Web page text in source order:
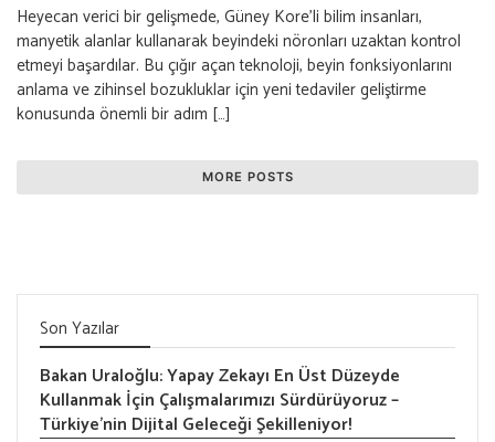
Heyecan verici bir gelişmede, Güney Kore’li bilim insanları,
manyetik alanlar kullanarak beyindeki nöronları uzaktan kontrol
etmeyi başardılar. Bu çığır açan teknoloji, beyin fonksiyonlarını
anlama ve zihinsel bozukluklar için yeni tedaviler geliştirme
konusunda önemli bir adım […]
MORE POSTS
Son Yazılar
Bakan Uraloğlu: Yapay Zekayı En Üst Düzeyde
Kullanmak İçin Çalışmalarımızı Sürdürüyoruz –
Türkiye’nin Dijital Geleceği Şekilleniyor!